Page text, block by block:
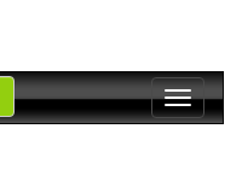
Toggle